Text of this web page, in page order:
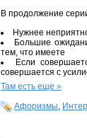
В продолжение
Нужнее
Большие
тем, что имеете
Если
совершается с
Там есть еще »
Афоризмы